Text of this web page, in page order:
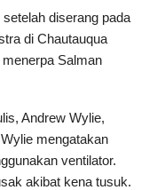
diserang pada
di Chautauqua
menerpa Salman
Andrew Wylie,
mengatakan
ventilator.
akibat kena tusuk.